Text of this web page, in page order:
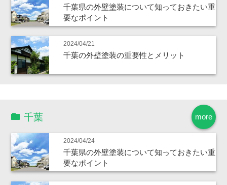
千葉県の外壁塗装について知っておきたい重
要なポイント
2024/04/21
千葉の外壁塗装の重要性とメリット
more
千葉
2024/04/24
千葉県の外壁塗装について知っておきたい重
要なポイント